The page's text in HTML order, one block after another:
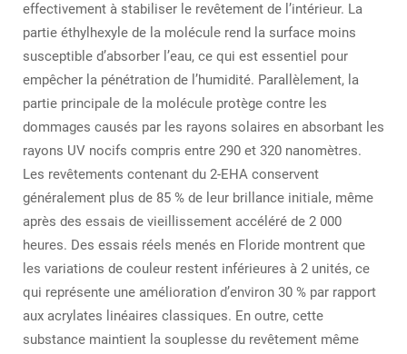
effectivement à stabiliser le revêtement de l’intérieur. La
partie éthylhexyle de la molécule rend la surface moins
susceptible d’absorber l’eau, ce qui est essentiel pour
empêcher la pénétration de l’humidité. Parallèlement, la
partie principale de la molécule protège contre les
dommages causés par les rayons solaires en absorbant les
rayons UV nocifs compris entre 290 et 320 nanomètres.
Les revêtements contenant du 2-EHA conservent
généralement plus de 85 % de leur brillance initiale, même
après des essais de vieillissement accéléré de 2 000
heures. Des essais réels menés en Floride montrent que
les variations de couleur restent inférieures à 2 unités, ce
qui représente une amélioration d’environ 30 % par rapport
aux acrylates linéaires classiques. En outre, cette
substance maintient la souplesse du revêtement même